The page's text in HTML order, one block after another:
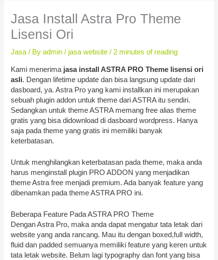
Jasa Install Astra Pro Theme
Lisensi Ori
Jasa / Byadmin/ jasa website / 2 minutes of reading
Kami menerima jasa install ASTRA PRO Theme lisensi ori
asli. Dengan lifetime update dan bisa langsung update dari
dasboard, ya. Astra Pro yang kami installkan ini merupakan
sebuah plugin addon untuk theme dari ASTRA itu sendiri.
Sedangkan untuk theme ASTRA memang free alias theme
gratis yang bisa didownload di dasboard wordpress. Hanya
saja pada theme yang gratis ini memiliki banyak
keterbatasan.
Untuk menghilangkan keterbatasan pada theme, maka anda
harus menginstall plugin PRO ADDON yang menjadikan
theme Astra free menjadi premium. Ada banyak feature yang
dibenamkan pada theme ASTRA PRO ini.
Beberapa Feature Pada ASTRA PRO Theme
Dengan Astra Pro, maka anda dapat mengatur tata letak dari
website yang anda rancang. Mau itu dengan boxed,full width,
fluid dan padded semuanya memiliki feature yang keren untuk
tata letak website. Belum lagi typography dan font yang bisa